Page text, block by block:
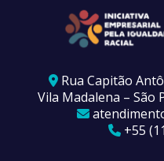
Rua Capitão
Vila Madalena – São
+55